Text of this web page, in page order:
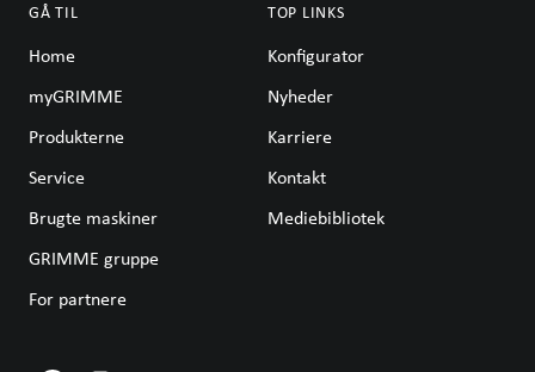
GÅ TIL
Home
myGRIMME
Produkterne
Service
Brugte maskiner
GRIMME gruppe
For partnere
TOP LINKS
Konfigurator
Nyheder
Karriere
Kontakt
Mediebibliotek